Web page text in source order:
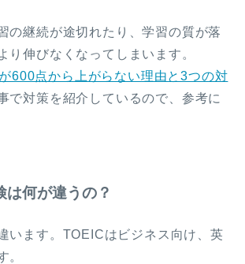
の継続が途切れたり、学習の質が落
り伸びなくなってしまいます。
600点から上がらない理由と3つの対
で対策を紹介しているので、参考に
は何が違うの？
います。TOEICはビジネス向け、英
。